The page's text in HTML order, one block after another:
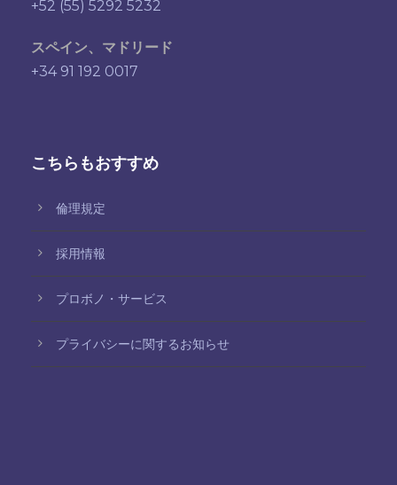
+52 (55) 5292 5232
スペイン、マドリード
+34 91 192 0017
こちらもおすすめ
倫理規定
採用情報
プロボノ・サービス
プライバシーに関するお知らせ